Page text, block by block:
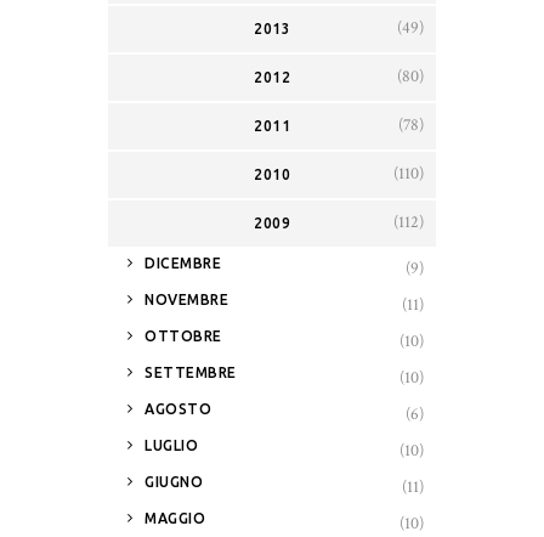
2013 (49)
2012 (80)
2011 (78)
2010 (110)
2009 (112)
► DICEMBRE (9)
► NOVEMBRE (11)
► OTTOBRE (10)
► SETTEMBRE (10)
► AGOSTO (6)
► LUGLIO (10)
► GIUGNO (11)
► MAGGIO (10)